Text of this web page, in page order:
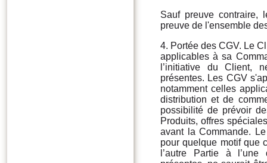
Sauf preuve contraire,
preuve de l'ensemble
4. Portée des CGV. Le
applicables à sa
l’initiative du Client,
présentes. Les CGV
notamment celles
distribution et de
possibilité de prévoir
Produits, offres
avant la Commande.
pour quelque motif que
l’autre Partie à